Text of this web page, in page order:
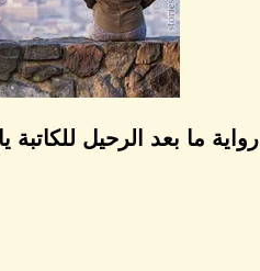
رواية ما بعد الرحيل